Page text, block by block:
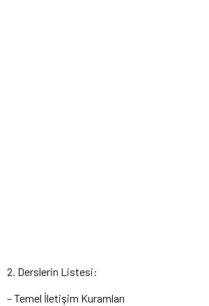
2. Derslerin Listesi:
– Temel İletişim Kuramları